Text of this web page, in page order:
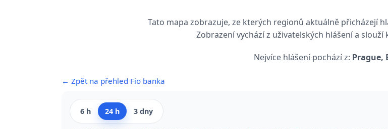
Tato mapa zobrazuje, ze kterých regionů aktuálně přicházejí
Zobrazení vychází z uživatelských hlášení a
Nejvíce hlášení pochází z: Prague,
← Zpět na přehled Fio banka
6 h 24 h 3 dny